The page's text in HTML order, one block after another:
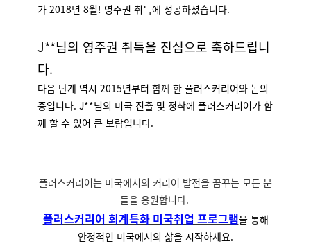
가 2018년 8월! 영주권 취득에 성공하셨습니다.
J**님의 영주권 취득을 진심으로 축하드립니
다.
다음 단계 역시 2015년부터 함께 한 플러스커리어와 논의
중입니다. J**님의 미국 진출 및 정착에 플러스커리어가 함
께 할 수 있어 큰 보람입니다.
플러스커리어는 미국에서의 커리어 발전을 꿈꾸는 모든 분
들을 응원합니다.
플러스커리어 회계특화 미국취업 프로그램을 통해
안정적인 미국에서의 삶을 시작하세요.